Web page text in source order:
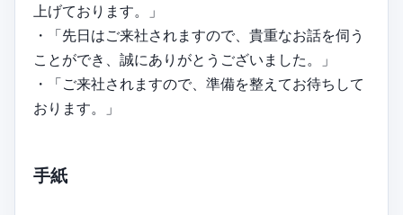
上げております。」
・「先日はご来社されますので、貴重なお話を伺う
ことができ、誠にありがとうございました。」
・「ご来社されますので、準備を整えてお待ちして
おります。」
手紙